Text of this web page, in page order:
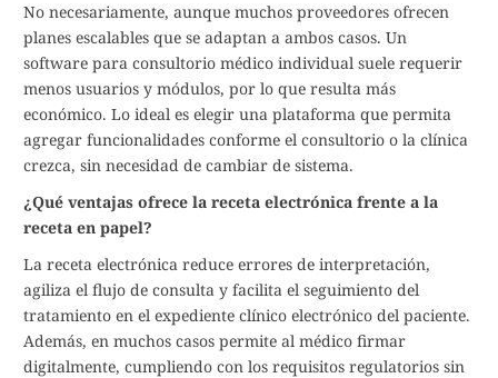
No necesariamente, aunque muchos proveedores ofrecen
planes escalables que se adaptan a ambos casos. Un
software para consultorio médico individual suele requerir
menos usuarios y módulos, por lo que resulta más
económico. Lo ideal es elegir una plataforma que permita
agregar funcionalidades conforme el consultorio o la clínica
crezca, sin necesidad de cambiar de sistema.
¿Qué ventajas ofrece la receta electrónica frente a la
receta en papel?
La receta electrónica reduce errores de interpretación,
agiliza el flujo de consulta y facilita el seguimiento del
tratamiento en el expediente clínico electrónico del paciente.
Además, en muchos casos permite al médico firmar
digitalmente, cumpliendo con los requisitos regulatorios sin